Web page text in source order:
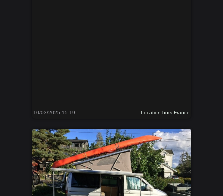
10/03/2025 15:19 Location hors France